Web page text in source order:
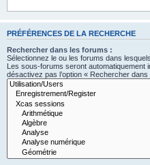
PRÉFÉRENCES DE LA RECHERCHE
Rechercher dans les forums :
Sélectionnez le ou les forums dans
Les sous-forums seront
désactivez pas l’option « Rechercher